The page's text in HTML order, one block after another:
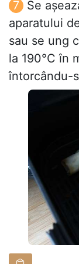
Se
aparatului
sau se ung
la 190°C în
întorcându-